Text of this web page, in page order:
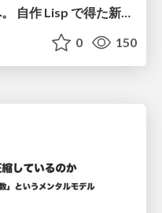
言語を使う側から、作る側へ。 自作 Lisp で得た新たな気づき。
0 150